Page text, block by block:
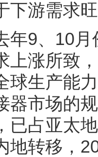
下游需求
年9、10
上涨所致
球生产能
器市场的
已占亚太
地转移，